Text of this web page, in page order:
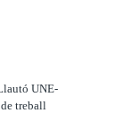
UNE-
treball